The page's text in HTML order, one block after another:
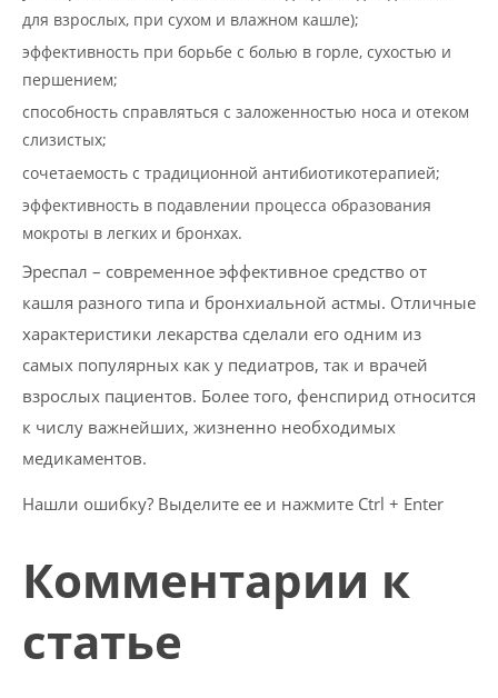
для взрослых, при сухом и влажном кашле);
эффективность при борьбе с болью в горле, сухостью и
першением;
способность справляться с заложенностью носа и отеком
слизистых;
сочетаемость с традиционной антибиотикотерапией;
эффективность в подавлении процесса образования
мокроты в легких и бронхах.
Эреспал – современное эффективное средство от
кашля разного типа и бронхиальной астмы. Отличные
характеристики лекарства сделали его одним из
самых популярных как у педиатров, так и врачей
взрослых пациентов. Более того, фенспирид относится
к числу важнейших, жизненно необходимых
медикаментов.
Нашли ошибку? Выделите ее и нажмите Ctrl + Enter
Комментарии к
статье